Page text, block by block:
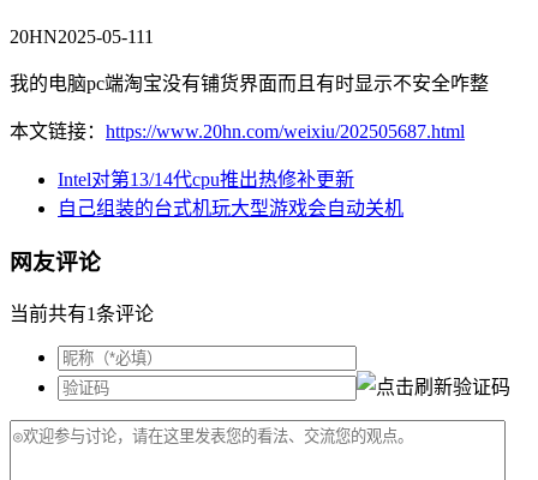
20HN2025-05-111
我的电脑pc端淘宝没有铺货界面而且有时显示不安全咋整
本文链接： https://www.20hn.com/weixiu/202505687.html
Intel对第13/14代cpu推出热修补更新
自己组装的台式机玩大型游戏会自动关机
网友评论
当前共有1条评论